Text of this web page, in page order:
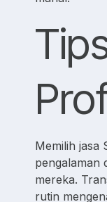
Memilih jasa
pengalaman
mereka.
rutin